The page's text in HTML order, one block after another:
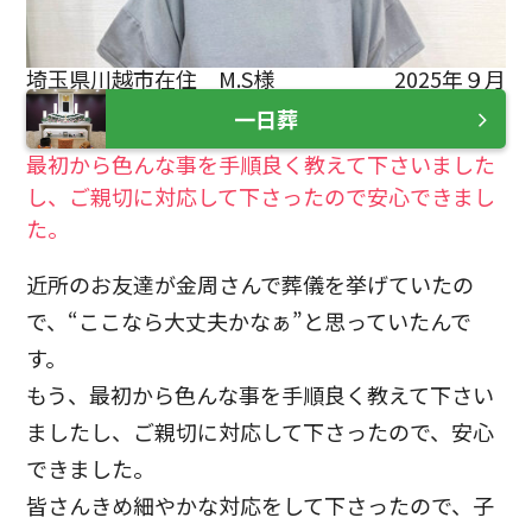
埼玉県川越市在住 M.S様
2025年９月
一日葬
最初から色んな事を手順良く教えて下さいました
し、ご親切に対応して下さったので安心できまし
た。
近所のお友達が金周さんで葬儀を挙げていたの
で、“ここなら大丈夫かなぁ”と思っていたんで
す。
もう、最初から色んな事を手順良く教えて下さい
ましたし、ご親切に対応して下さったので、安心
できました。
皆さんきめ細やかな対応をして下さったので、子